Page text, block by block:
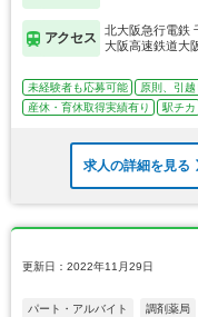
アクセス
北大阪急行電鉄
大阪高速鉄道大
未経験者も応募可能 原則、引越
産休・育休取得実績有り
駅チカ
求人の詳細を見る
更新日：2022年11月29日
パート・アルバイト 調剤薬局